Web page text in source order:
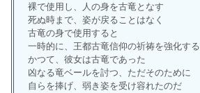
裸で使用し、人の身を古竜となす
死ぬ時まで、姿が戻ることはなく
古竜の身で使用すると
一時的に、王都古竜信仰の祈祷を強化する
かつて、彼女は古竜であった
凶なる竜ベールを討つ、ただそのために
自らを捧げ、弱き姿を受け容れたのだ